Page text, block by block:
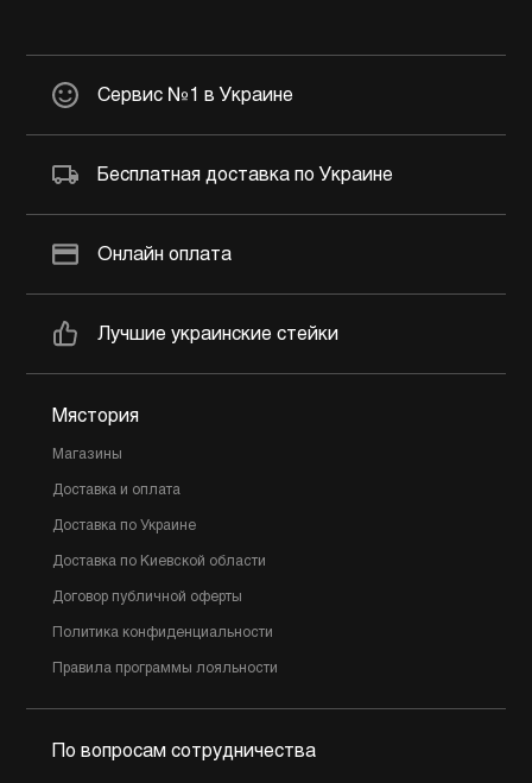
Сервис №1 в Украине
Бесплатная доставка по Украине
Онлайн оплата
Лучшие украинские стейки
Мястория
Магазины
Доставка и оплата
Доставка по Украине
Доставка по Киевской области
Договор публичной оферты
Политика конфиденциальности
Правила программы лояльности
По вопросам сотрудничества